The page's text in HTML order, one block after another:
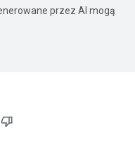
przez AI mogą